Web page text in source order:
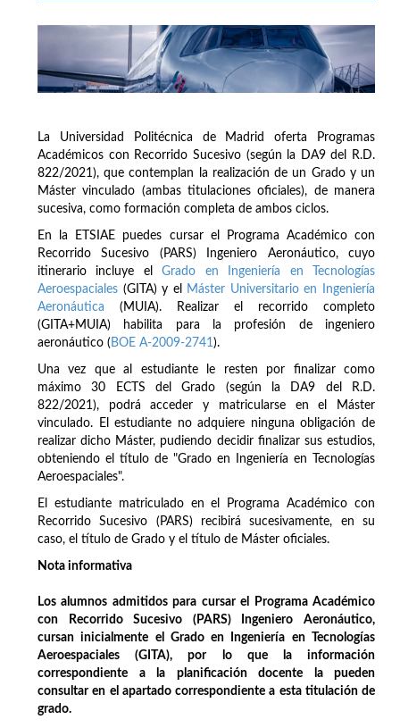
La Universidad Politécnica de Madrid oferta Programas
Académicos con Recorrido Sucesivo (según la DA9 del R.D.
822/2021), que contemplan la realización de un Grado y un
Máster vinculado (ambas titulaciones oficiales), de manera
sucesiva, como formación completa de ambos ciclos.
En la ETSIAE puedes cursar el Programa Académico con
Recorrido Sucesivo (PARS) Ingeniero Aeronáutico, cuyo
itinerario incluye elGrado en Ingeniería en Tecnologías
Aeroespaciales (GITA) y el
Máster Universitario en Ingeniería
Aeronáutica (MUIA). Realizar el recorrido completo
(GITA+MUIA) habilita para la profesión de ingeniero
aeronáutico ( BOE A-2009-2741).
Una vez que al estudiante le resten por finalizar como
máximo 30 ECTS del Grado (según la DA9 del R.D.
822/2021), podrá acceder y matricularse en el Máster
vinculado. El estudiante no adquiere ninguna obligación de
realizar dicho Máster, pudiendo decidir finalizar sus estudios,
obteniendo el título de "Grado en Ingeniería en Tecnologías
Aeroespaciales".
El estudiante matriculado en el Programa Académico con
Recorrido Sucesivo (PARS) recibirá sucesivamente, en su
caso, el título de Grado y el título de Máster oficiales.
Nota informativa
Los alumnos admitidos para cursar el Programa Académico
con Recorrido Sucesivo (PARS) Ingeniero Aeronáutico,
cursan inicialmente el Grado en Ingeniería en Tecnologías
Aeroespaciales (GITA), por lo que la información
correspondiente a la planificación docente la pueden
consultar en el apartado correspondiente a esta titulación de
grado.